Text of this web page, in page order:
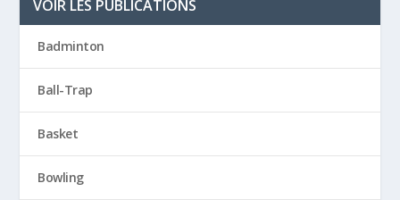
VOIR LES PUBLICATIONS
Badminton
Ball-Trap
Basket
Bowling